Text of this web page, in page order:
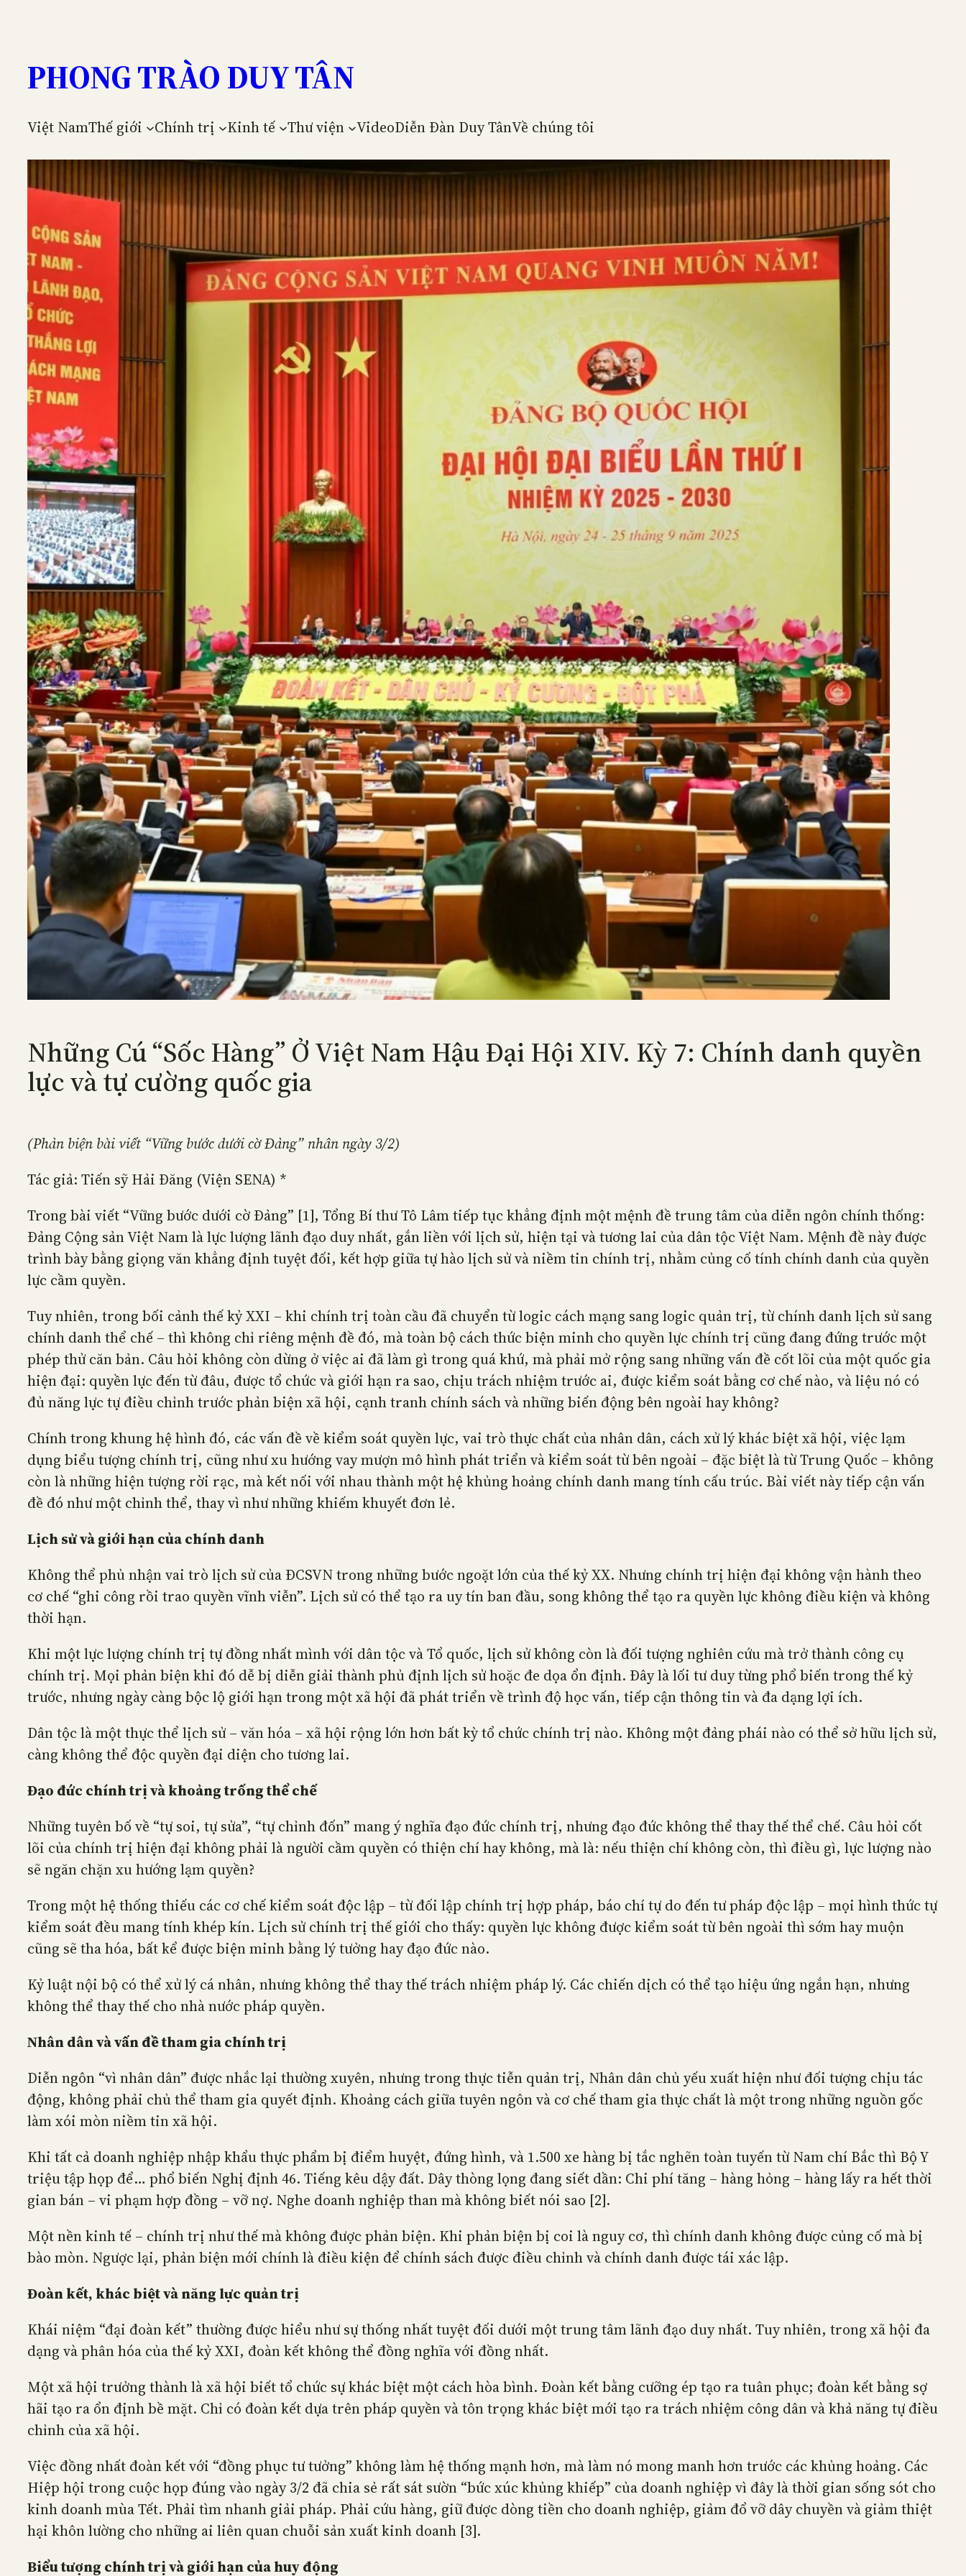
PHONG TRÀO DUY TÂN
Việt NamThế giới Chính trị Kinh tế Thư viện VideoDiễn Đàn Duy TânVề chúng tôi
Những Cú “Sốc Hàng” Ở Việt Nam Hậu Đại Hội XIV. Kỳ 7: Chính danh quyền
lực và tự cường quốc gia
(Phản biện bài viết “Vững bước dưới cờ Đảng” nhân ngày 3/2)
Tác giả: Tiến sỹ Hải Đăng (Viện SENA) *
Trong bài viết “Vững bước dưới cờ Đảng” [1], Tổng Bí thư Tô Lâm tiếp tục khẳng định một mệnh đề trung tâm của diễn ngôn chính thống:
Đảng Cộng sản Việt Nam là lực lượng lãnh đạo duy nhất, gắn liền với lịch sử, hiện tại và tương lai của dân tộc Việt Nam. Mệnh đề này được
trình bày bằng giọng văn khẳng định tuyệt đối, kết hợp giữa tự hào lịch sử và niềm tin chính trị, nhằm củng cố tính chính danh của quyền
lực cầm quyền.
Tuy nhiên, trong bối cảnh thế kỷ XXI – khi chính trị toàn cầu đã chuyển từ logic cách mạng sang logic quản trị, từ chính danh lịch sử sang
chính danh thể chế – thì không chỉ riêng mệnh đề đó, mà toàn bộ cách thức biện minh cho quyền lực chính trị cũng đang đứng trước một
phép thử căn bản. Câu hỏi không còn dừng ở việc ai đã làm gì trong quá khứ, mà phải mở rộng sang những vấn đề cốt lõi của một quốc gia
hiện đại: quyền lực đến từ đâu, được tổ chức và giới hạn ra sao, chịu trách nhiệm trước ai, được kiểm soát bằng cơ chế nào, và liệu nó có
đủ năng lực tự điều chỉnh trước phản biện xã hội, cạnh tranh chính sách và những biến động bên ngoài hay không?
Chính trong khung hệ hình đó, các vấn đề về kiểm soát quyền lực, vai trò thực chất của nhân dân, cách xử lý khác biệt xã hội, việc lạm
dụng biểu tượng chính trị, cũng như xu hướng vay mượn mô hình phát triển và kiểm soát từ bên ngoài – đặc biệt là từ Trung Quốc – không
còn là những hiện tượng rời rạc, mà kết nối với nhau thành một hệ khủng hoảng chính danh mang tính cấu trúc. Bài viết này tiếp cận vấn
đề đó như một chỉnh thể, thay vì như những khiếm khuyết đơn lẻ.
Lịch sử và giới hạn của chính danh
Không thể phủ nhận vai trò lịch sử của ĐCSVN trong những bước ngoặt lớn của thế kỷ XX. Nhưng chính trị hiện đại không vận hành theo
cơ chế “ghi công rồi trao quyền vĩnh viễn”. Lịch sử có thể tạo ra uy tín ban đầu, song không thể tạo ra quyền lực không điều kiện và không
thời hạn.
Khi một lực lượng chính trị tự đồng nhất mình với dân tộc và Tổ quốc, lịch sử không còn là đối tượng nghiên cứu mà trở thành công cụ
chính trị. Mọi phản biện khi đó dễ bị diễn giải thành phủ định lịch sử hoặc đe dọa ổn định. Đây là lối tư duy từng phổ biến trong thế kỷ
trước, nhưng ngày càng bộc lộ giới hạn trong một xã hội đã phát triển về trình độ học vấn, tiếp cận thông tin và đa dạng lợi ích.
Dân tộc là một thực thể lịch sử – văn hóa – xã hội rộng lớn hơn bất kỳ tổ chức chính trị nào. Không một đảng phái nào có thể sở hữu lịch sử,
càng không thể độc quyền đại diện cho tương lai.
Đạo đức chính trị và khoảng trống thể chế
Những tuyên bố về “tự soi, tự sửa”, “tự chỉnh đốn” mang ý nghĩa đạo đức chính trị, nhưng đạo đức không thể thay thế thể chế. Câu hỏi cốt
lõi của chính trị hiện đại không phải là người cầm quyền có thiện chí hay không, mà là: nếu thiện chí không còn, thì điều gì, lực lượng nào
sẽ ngăn chặn xu hướng lạm quyền?
Trong một hệ thống thiếu các cơ chế kiểm soát độc lập – từ đối lập chính trị hợp pháp, báo chí tự do đến tư pháp độc lập – mọi hình thức tự
kiểm soát đều mang tính khép kín. Lịch sử chính trị thế giới cho thấy: quyền lực không được kiểm soát từ bên ngoài thì sớm hay muộn
cũng sẽ tha hóa, bất kể được biện minh bằng lý tưởng hay đạo đức nào.
Kỷ luật nội bộ có thể xử lý cá nhân, nhưng không thể thay thế trách nhiệm pháp lý. Các chiến dịch có thể tạo hiệu ứng ngắn hạn, nhưng
không thể thay thế cho nhà nước pháp quyền.
Nhân dân và vấn đề tham gia chính trị
Diễn ngôn “vì nhân dân” được nhắc lại thường xuyên, nhưng trong thực tiễn quản trị, Nhân dân chủ yếu xuất hiện như đối tượng chịu tác
động, không phải chủ thể tham gia quyết định. Khoảng cách giữa tuyên ngôn và cơ chế tham gia thực chất là một trong những nguồn gốc
làm xói mòn niềm tin xã hội.
Khi tất cả doanh nghiệp nhập khẩu thực phẩm bị điểm huyệt, đứng hình, và 1.500 xe hàng bị tắc nghẽn toàn tuyến từ Nam chí Bắc thì Bộ Y
triệu tập họp để… phổ biến Nghị định 46. Tiếng kêu dậy đất. Dây thòng lọng đang siết dần: Chi phí tăng – hàng hỏng – hàng lấy ra hết thời
gian bán – vi phạm hợp đồng – vỡ nợ. Nghe doanh nghiệp than mà không biết nói sao [2].
Một nền kinh tế – chính trị như thế mà không được phản biện. Khi phản biện bị coi là nguy cơ, thì chính danh không được củng cố mà bị
bào mòn. Ngược lại, phản biện mới chính là điều kiện để chính sách được điều chỉnh và chính danh được tái xác lập.
Đoàn kết, khác biệt và năng lực quản trị
Khái niệm “đại đoàn kết” thường được hiểu như sự thống nhất tuyệt đối dưới một trung tâm lãnh đạo duy nhất. Tuy nhiên, trong xã hội đa
dạng và phân hóa của thế kỷ XXI, đoàn kết không thể đồng nghĩa với đồng nhất.
Một xã hội trưởng thành là xã hội biết tổ chức sự khác biệt một cách hòa bình. Đoàn kết bằng cưỡng ép tạo ra tuân phục; đoàn kết bằng sợ
hãi tạo ra ổn định bề mặt. Chỉ có đoàn kết dựa trên pháp quyền và tôn trọng khác biệt mới tạo ra trách nhiệm công dân và khả năng tự điều
chỉnh của xã hội.
Việc đồng nhất đoàn kết với “đồng phục tư tưởng” không làm hệ thống mạnh hơn, mà làm nó mong manh hơn trước các khủng hoảng. Các
Hiệp hội trong cuộc họp đúng vào ngày 3/2 đã chia sẻ rất sát sườn “bức xúc khủng khiếp” của doanh nghiệp vì đây là thời gian sống sót cho
kinh doanh mùa Tết. Phải tìm nhanh giải pháp. Phải cứu hàng, giữ được dòng tiền cho doanh nghiệp, giảm đổ vỡ dây chuyền và giảm thiệt
hại khôn lường cho những ai liên quan chuỗi sản xuất kinh doanh [3].
Biểu tượng chính trị và giới hạn của huy động